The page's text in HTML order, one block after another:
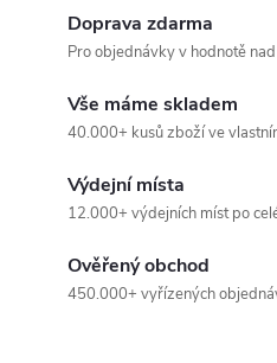
Doprava zdarma
Pro objednávky v hodnotě
Vše máme skladem
40.000+ kusů zboží ve
Výdejní místa
12.000+ výdejních míst po
Ověřený obchod
450.000+ vyřízených